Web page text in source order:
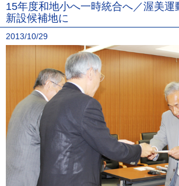
15年度和地小へ一時統合へ／渥美運
新設候補地に
2013/10/29